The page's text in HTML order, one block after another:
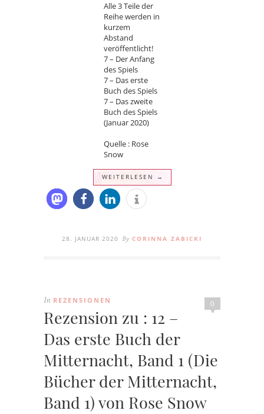
Alle 3 Teile der
Reihe werden in
kurzem
Abstand
veröffentlicht!
7 – Der Anfang
des Spiels
7 – Das erste
Buch des Spiels
7 – Das zweite
Buch des Spiels
(Januar 2020)
Quelle : Rose
Snow
WEITERLESEN →
28. JANUAR 2020 By CORINNA ZABICKI
0
In REZENSIONEN
Rezension zu : 12 –
Das erste Buch der
Mitternacht, Band 1 (Die
Bücher der Mitternacht,
Band 1) von Rose Snow